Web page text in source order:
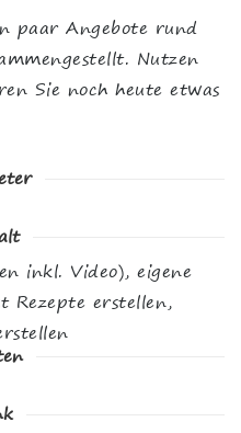
paar Angebote rund
Nutzen
Sie noch heute etwas
inkl. Video), eigene
Rezepte erstellen,